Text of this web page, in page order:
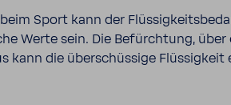
Sport kann der
Werte sein. Die Befürch­tung,
kann die über­schüs­sige Flüs­sig­keit